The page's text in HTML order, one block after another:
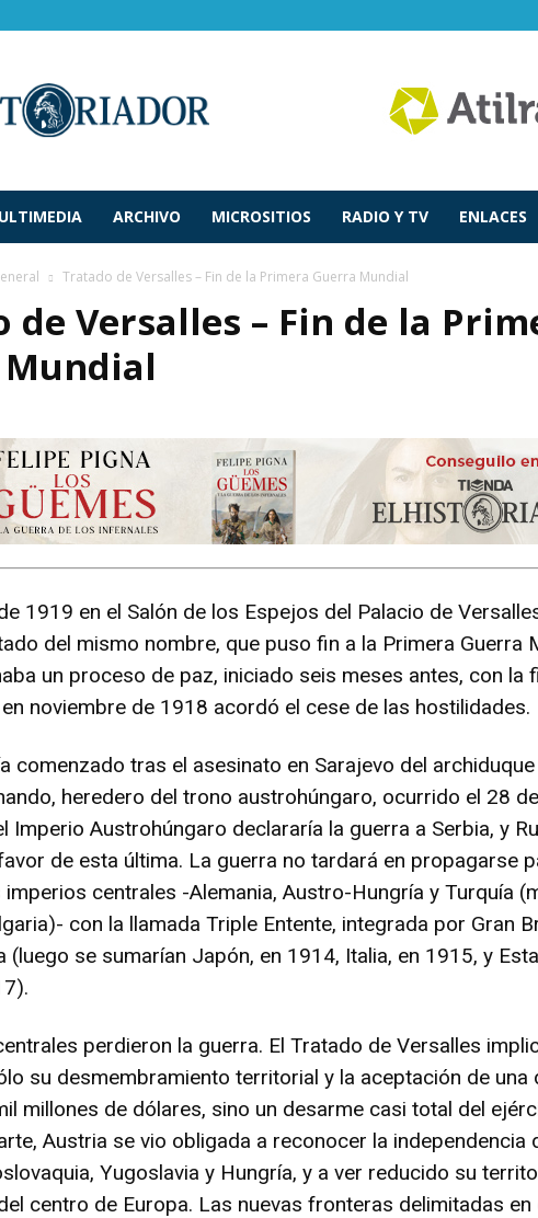
ARCHIVO MICROSITIOS RADIO Y TV ENLACES
Tratado de Versalles – Fin de la Primera Guerra Mundial
de Versalles – Fin de la
1919 en el Salón de los Espejos del Palacio de
del mismo nombre, que puso fin a la Primera Guerra
un proceso de paz, iniciado seis meses antes, con la
noviembre de 1918 acordó el cese de las hostilidades.
comenzado tras el asesinato en Sarajevo del archiduque
heredero del trono austrohúngaro, ocurrido el 28
Imperio Austrohúngaro declararía la guerra a Serbia, y
de esta última. La guerra no tardará en propagarse
centrales -Alemania, Austro-Hungría y Turquía
con la llamada Triple Entente, integrada por Gran
(luego se sumarían Japón, en 1914, Italia, en 1915, y
perdieron la guerra. El Tratado de Versalles
su desmembramiento territorial y la aceptación de una
millones de dólares, sino un desarme casi total del
Austria se vio obligada a reconocer la independencia
Yugoslavia y Hungría, y a ver reducido su
centro de Europa. Las nuevas fronteras delimitadas